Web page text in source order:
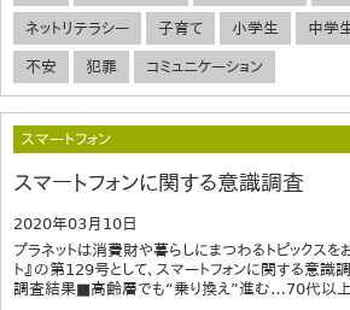
ネットリテラシー 子育て 小学生 中学
不安 犯罪 コミュニケーション
スマートフォン
スマートフォンに関する意識調査
2020年03月10日
プラネットは消費財や暮らしにまつわるトピックス
ト』の第129号として、スマートフォンに関する意識
調査結果■高齢層でも“乗り換え”進む…70代以上